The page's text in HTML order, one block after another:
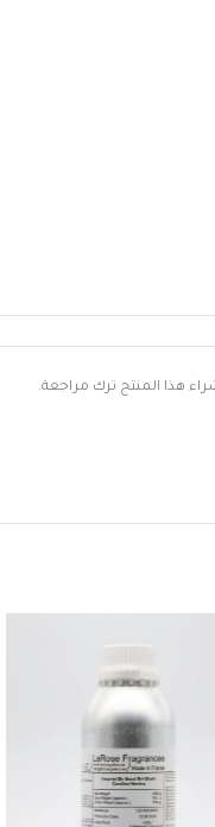
هذا المنتج ترك مراجعة.